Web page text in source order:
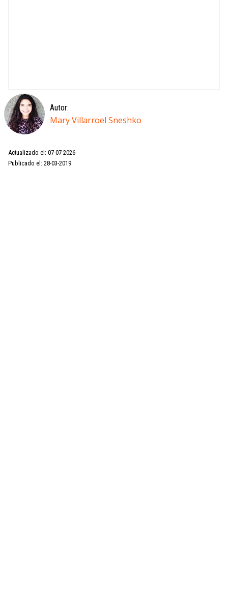
Autor:
Mary Villarroel Sneshko
Actualizado el: 07-07-2026
Publicado el: 28-03-2019